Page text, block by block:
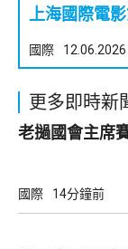
上海國際電
國際 12.06.2026
更多即時新
老撾國會主席
國際 14分鐘前